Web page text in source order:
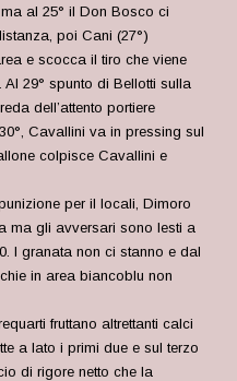
al 25° il Don Bosco ci
poi Cani (27°)
e scocca il tiro che viene
29° spunto di Bellotti sulla
dell’attento portiere
Cavallini va in pressing sul
colpisce Cavallini e
per il locali, Dimoro
ma gli avversari sono lesti a
I granata non ci stanno e dal
in area biancoblu non
fruttano altrettanti calci
a lato i primi due e sul terzo
di rigore netto che la